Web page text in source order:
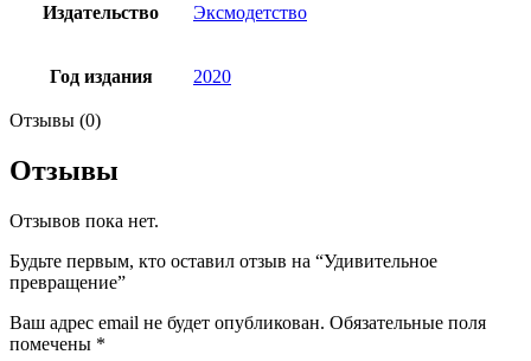
Издательство Эксмодетство
Год издания 2020
Отзывы (0)
Отзывы
Отзывов пока нет.
Будьте первым, кто оставил отзыв на “Удивительное
превращение”
Ваш адрес email не будет опубликован. Обязательные поля
помечены *